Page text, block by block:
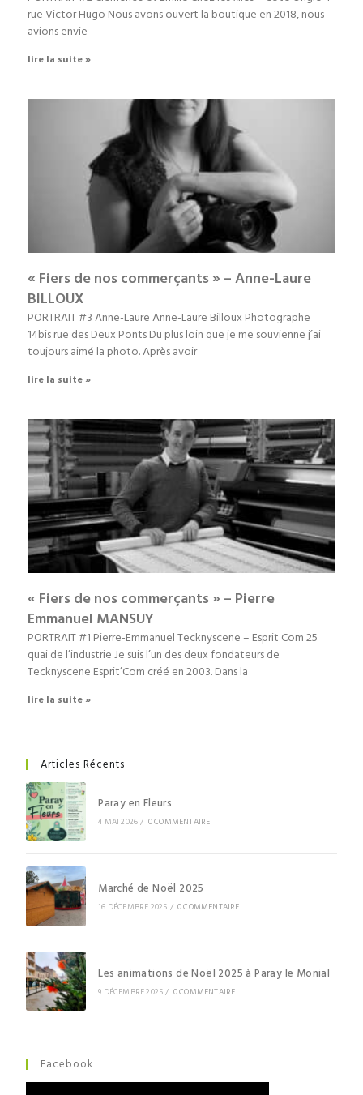
rue Victor Hugo Nous avons ouvert la boutique en 2018, nous
avions envie
lire la suite »
« Fiers de nos commerçants » – Anne-Laure
BILLOUX
PORTRAIT #3 Anne-Laure Anne-Laure Billoux Photographe
14bis rue des Deux Ponts Du plus loin que je me souvienne j’ai
toujours aimé la photo. Après avoir
lire la suite »
« Fiers de nos commerçants » – Pierre
Emmanuel MANSUY
PORTRAIT #1 Pierre-Emmanuel Tecknyscene – Esprit Com 25
quai de l’industrie Je suis l’un des deux fondateurs de
Tecknyscene Esprit’Com créé en 2003. Dans la
lire la suite »
Articles Récents
Paray en Fleurs
4 MAI 2026 / 0 COMMENTAIRE
Marché de Noël 2025
16 DÉCEMBRE 2025 / 0 COMMENTAIRE
Les animations de Noël 2025 à Paray le Monial
9 DÉCEMBRE 2025 / 0 COMMENTAIRE
Facebook